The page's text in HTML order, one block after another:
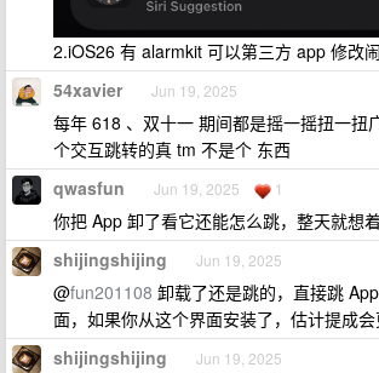
2.iOS26 有 alarmkit 可以第三方 app 修改
54xavier Jun 19, 2025
每年 618 、双十一 期间都是摇一摇扭一扭
个交互跳转的真 tm 不是个 东西
qwasfun Jun 19, 2025 1
你把 App 卸了看它还能怎么跳，整天就想
shijingshijing Jun 19, 2025
@fun201108 卸载了还是跳的，直接跳
面，如果你从这个界面安装了，估计提成会
shijingshijing Jun 19, 2025